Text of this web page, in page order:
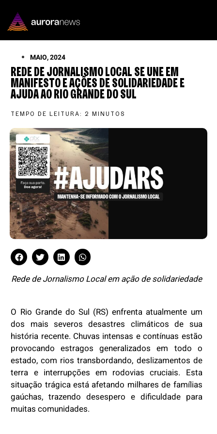
MAIO, 2024
REDE DE JORNALISMO LOCAL SE UNE EM
MANIFESTO E AÇÕES DE SOLIDARIEDADE E
AJUDA AO RIO GRANDE DO SUL
TEMPO DE LEITURA: 2 MINUTOS
Rede de Jornalismo Local em ação de solidariedade
O Rio Grande do Sul (RS) enfrenta atualmente um
dos mais severos desastres climáticos de sua
história recente. Chuvas intensas e contínuas estão
provocando estragos generalizados em todo o
estado, com rios transbordando, deslizamentos de
terra e interrupções em rodovias cruciais. Esta
situação trágica está afetando milhares de famílias
gaúchas, trazendo desespero e dificuldade para
muitas comunidades.